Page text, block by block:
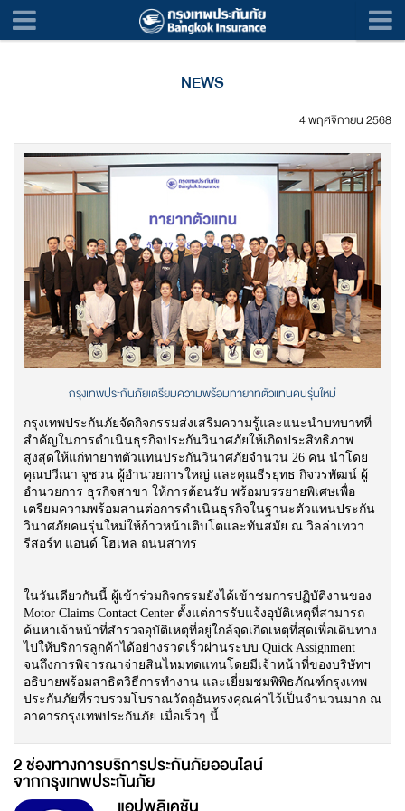
NEWS
4 พฤศจิกายน 2568
กรุงเทพประกันภัยเตรียมความพร้อมทายาทตัวแทนคนรุ่นใหม่
กรุงเทพประกันภัยจัดกิจกรรมส่งเสริมความรู้และแนะนำบทบาทที่
สำคัญในการดำเนินธุรกิจประกันวินาศภัยให้เกิดประสิทธิภาพ
สูงสุดให้แก่ทายาทตัวแทนประกันวินาศภัยจำนวน 26 คน นำโดย
คุณปวีณา จูชวน ผู้อำนวยการใหญ่ และคุณธีรยุทธ กิจวรพัฒน์ ผู้
อำนวยการ ธุรกิจสาขา ให้การต้อนรับ พร้อมบรรยายพิเศษเพื่อ
เตรียมความพร้อมสานต่อการดำเนินธุรกิจในฐานะตัวแทนประกัน
วินาศภัยคนรุ่นใหม่ให้ก้าวหน้าเติบโตและทันสมัย ณ วิลล่าเทวา
รีสอร์ท แอนด์ โฮเทล ถนนสาทร
ในวันเดียวกันนี้ ผู้เข้าร่วมกิจกรรมยังได้เข้าชมการปฏิบัติงานของ
Motor Claims Contact Center ตั้งแต่การรับแจ้งอุบัติเหตุที่สามารถ
ค้นหาเจ้าหน้าที่สำรวจอุบัติเหตุที่อยู่ใกล้จุดเกิดเหตุที่สุดเพื่อเดินทาง
ไปให้บริการลูกค้าได้อย่างรวดเร็วผ่านระบบ Quick Assignment
จนถึงการพิจารณาจ่ายสินไหมทดแทนโดยมีเจ้าหน้าที่ของบริษัทฯ
อธิบายพร้อมสาธิตวิธีการทำงาน และเยี่ยมชมพิพิธภัณฑ์กรุงเทพ
ประกันภัยที่รวบรวมโบราณวัตถุอันทรงคุณค่าไว้เป็นจำนวนมาก ณ
อาคารกรุงเทพประกันภัย เมื่อเร็วๆ นี้
2 ช่องทางการบริการประกันภัยออนไลน์
จากกรุงเทพประกันภัย